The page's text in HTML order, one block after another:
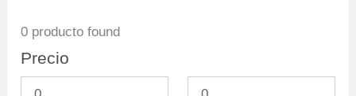
0 producto found
Precio